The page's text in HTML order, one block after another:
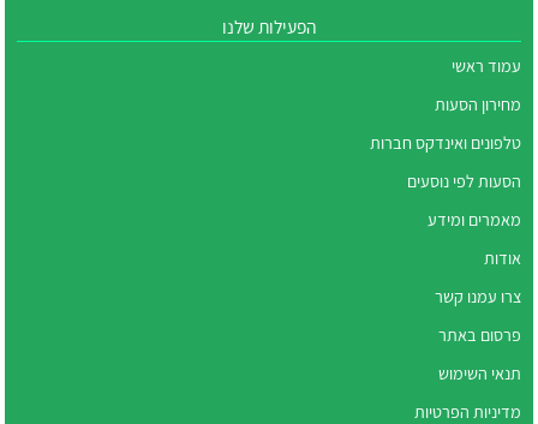
הפעילות שלנו
עמוד ראשי
מחירון הסעות
טלפונים ואינדקס חברות
הסעות לפי נוסעים
מאמרים ומידע
אודות
צרו עמנו קשר
פרסום באתר
תנאי השימוש
מדיניות הפרטיות